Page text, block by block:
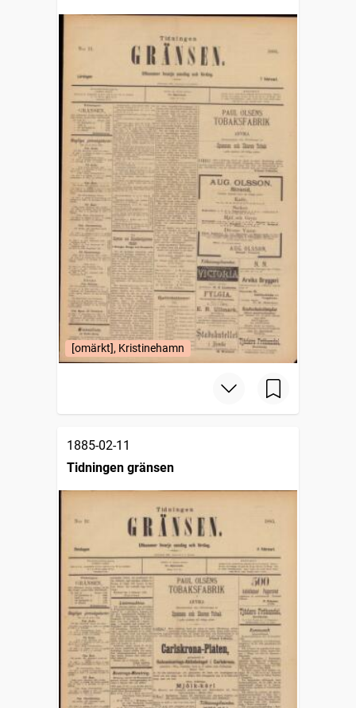
[omärkt], Kristinehamn
1885-02-11
Tidningen gränsen